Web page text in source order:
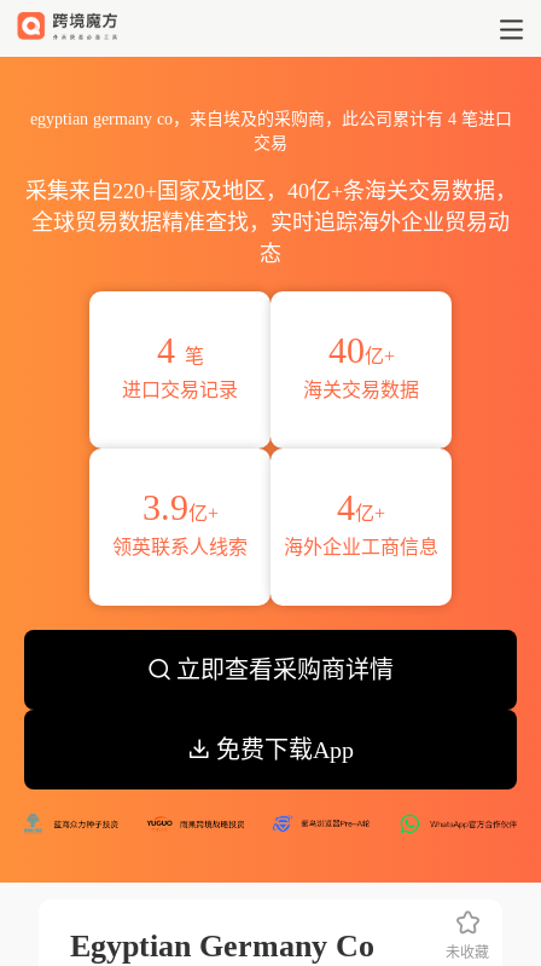
egyptian germany co，来自埃及的采购商，此公司累计有 4笔进口
交易
采集来自220+国家及地区，40亿+条海关交易数据，
全球贸易数据精准查找，实时追踪海外企业贸易动
态
4 笔
进口交易记录
40亿+
海关交易数据
3.9亿+
领英联系人线索
4亿+
海外企业工商信息
立即查看采购商详情
免费下载App
Egyptian Germany Co 未收藏